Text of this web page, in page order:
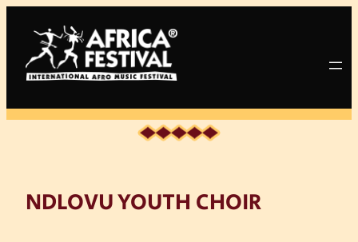
Inhalt
springen
NDLOVU YOUTH CHOIR